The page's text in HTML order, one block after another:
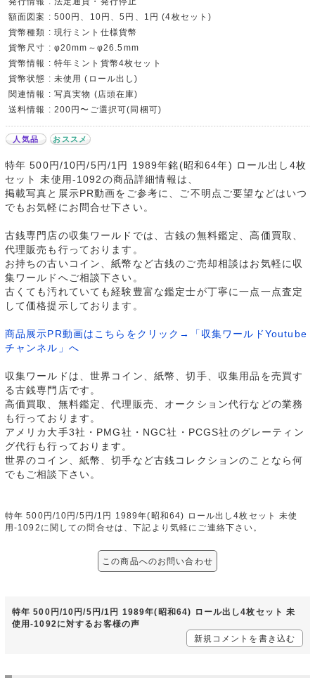
額面図案 : 500円、10円、5円、1円 (4枚セット)
貨幣種類 : 現行ミント仕様貨幣
貨幣尺寸 : φ20mm～φ26.5mm
貨幣情報 : 特年ミント貨幣4枚セット
貨幣状態 : 未使用 (ロール出し)
関連情報 : 写真実物 (店頭在庫)
送料情報 : 200円〜ご選択可(同梱可)
人気品 おススメ
特年 500円/10円/5円/1円 1989年銘(昭和64年) ロール出し4枚
セット 未使用-1092の商品詳細情報は、
掲載写真と展示PR動画をご参考に、ご不明点ご要望などはいつ
でもお気軽にお問合せ下さい。
古銭専門店の収集ワールドでは、古銭の無料鑑定、高価買取、
代理販売も行っております。
お持ちの古いコイン、紙幣など古銭のご売却相談はお気軽に収
集ワールドへご相談下さい。
古くても汚れていても経験豊富な鑑定士が丁寧に一点一点査定
して価格提示しております。
商品展示PR動画はこちらをクリック→「収集ワールドYoutube
チャンネル」へ
収集ワールドは、世界コイン、紙幣、切手、収集用品を売買す
る古銭専門店です。
高価買取、無料鑑定、代理販売、オークション代行などの業務
も行っております。
アメリカ大手3社・PMG社・NGC社・PCGS社のグレーティン
グ代行も行っております。
世界のコイン、紙幣、切手など古銭コレクションのことなら何
でもご相談下さい。
特年 500円/10円/5円/1円 1989年(昭和64) ロール出し4枚セット 未使
用-1092に関しての問合せは、下記より気軽にご連絡下さい。
この商品へのお問い合わせ
特年 500円/10円/5円/1円 1989年(昭和64) ロール出し4枚セット 未
使用-1092に対するお客様の声
新規コメントを書き込む